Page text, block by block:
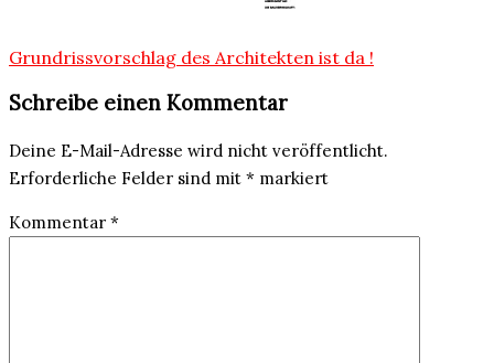
Beitragsnavigation
Grundrissvorschlag des Architekten ist da !
Schreibe einen Kommentar
Deine E-Mail-Adresse wird nicht veröffentlicht.
Erforderliche Felder sind mit * markiert
Kommentar *